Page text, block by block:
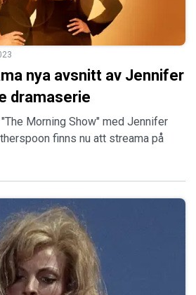
nya avsnitt av Jennifer
dramaserie
Morning Show" med Jennifer
finns nu att streama på